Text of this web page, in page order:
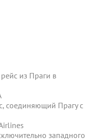
из Праги в
соединяющий Прагу с
западного